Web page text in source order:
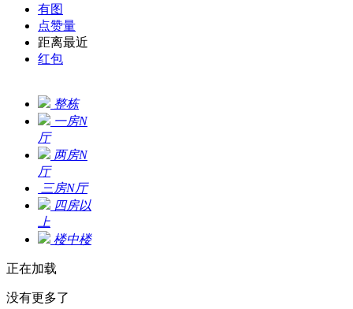
有图
点赞量
距离最近
红包
整栋
一房N
厅
两房N
厅
三房N
厅
上